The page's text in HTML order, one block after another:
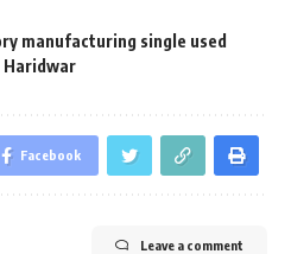
manufacturing single used
Haridwar
Facebook
Leave a comment